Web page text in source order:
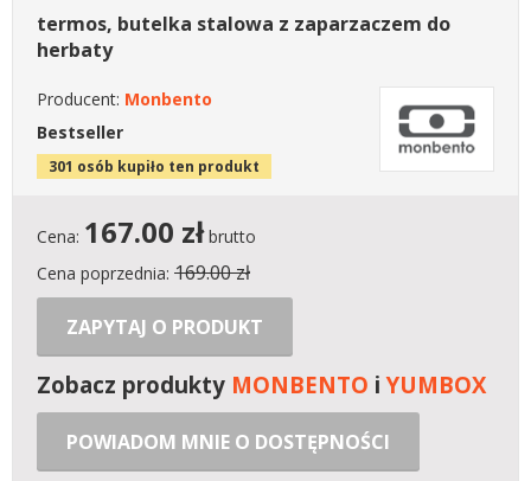
termos, butelka stalowa z zaparzaczem do
herbaty
Producent: Monbento
Bestseller
301 osób kupiło ten produkt
Cena: 167.00 złbrutto
Cena poprzednia: 169.00 zł
ZAPYTAJ O PRODUKT
Zobacz produkty MONBENTO iYUMBOX
POWIADOM MNIE O DOSTĘPNOŚCI